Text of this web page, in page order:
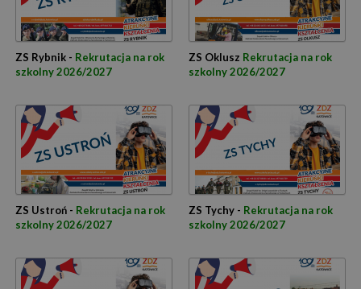
ZS Rybnik - Rekrutacja na rok
szkolny 2026/2027
ZS Oklusz Rekrutacja na rok
szkolny 2026/2027
ZS Ustroń - Rekrutacja na rok
szkolny 2026/2027
ZS Tychy - Rekrutacja na rok
szkolny 2026/2027